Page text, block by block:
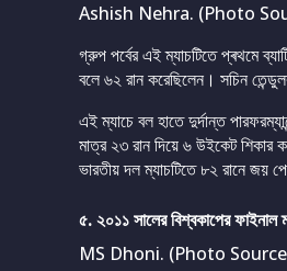
Ashish Nehra. (Photo
গ্রুপ পর্বের এই ম্যাচটিতে প্ৰথমে
বলে ৬২ রান করেছিলেন। সচিন
এই ম্যাচে বল হাতে দুর্দান্ত
মাত্র ২৩ রান দিয়ে ৬ উইকেট শিকার
ভারতীয় দল ম্যাচটিতে ৮২ রানে জয়
৫. ২০১১ সালের বিশ্বকাপের ফাইনাল
MS Dhoni. (Photo